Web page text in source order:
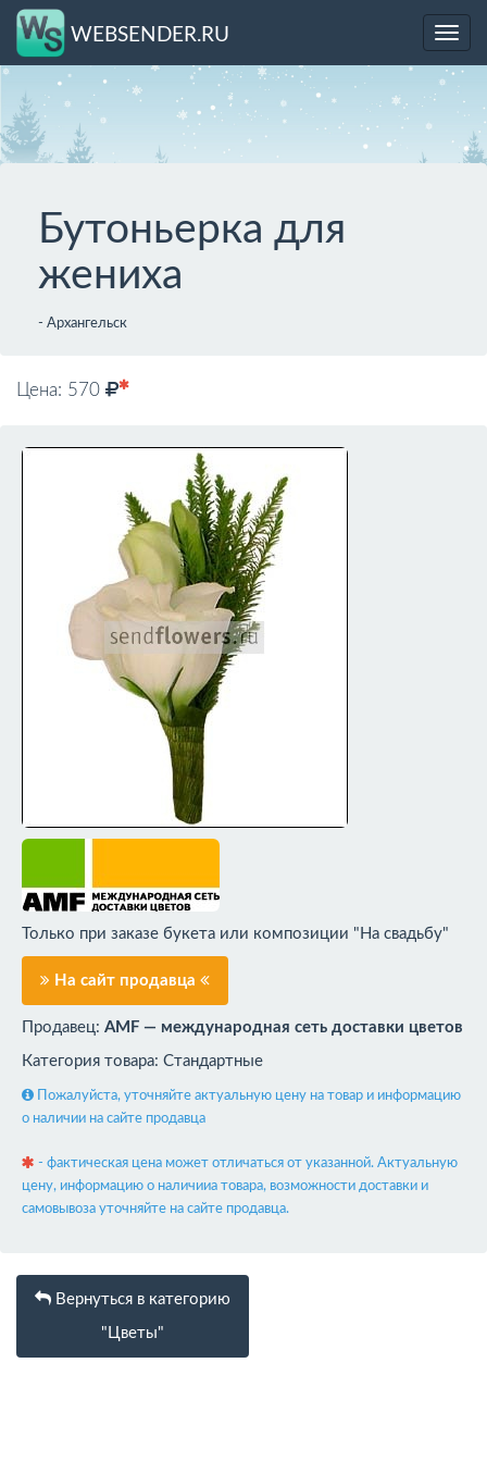
WEBSENDER.RU
Бутоньерка для
жениха
- Архангельск
Цена: 570
Только при заказе букета или композиции "На свадьбу"
На сайт продавца
Продавец: AMF — международная сеть доставки цветов
Категория товара: Стандартные
Пожалуйста, уточняйте актуальную цену на товар и информацию
о наличии на сайте продавца
- фактическая цена может отличаться от указанной. Актуальную
цену, информацию о наличииа товара, возможности доставки и
самовывоза уточняйте на сайте продавца.
Вернуться в категорию
"Цветы"